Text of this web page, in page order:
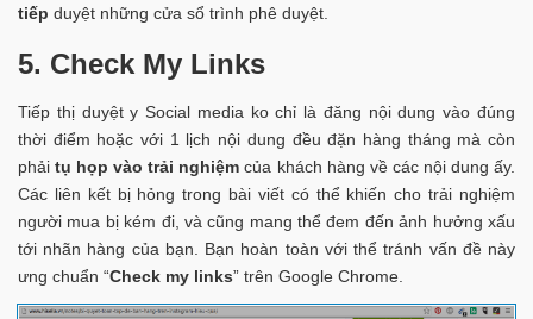
tiếp duyệt những cửa sổ trình phê duyệt.
5. Check My Links
Tiếp thị duyệt y Social media ko chỉ là đăng nội dung vào đúng
thời điểm hoặc với 1 lịch nội dung đều đặn hàng tháng mà còn
phảitụ họp vào trải nghiệm của khách hàng về các nội dung ấy.
Các liên kết bị hỏng trong bài viết có thể khiến cho trải nghiệm
người mua bị kém đi, và cũng mang thể đem đến ảnh hưởng xấu
tới nhãn hàng của bạn. Bạn hoàn toàn với thể tránh vấn đề này
ưng chuẩn “Check my links” trên Google Chrome.